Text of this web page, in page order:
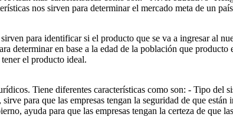
nos sirven para determinar el mercado meta de un
para identificar si el producto que se va a ingresar al
determinar en base a la edad de la población que
el producto ideal.
Tiene diferentes características como son: - Tipo del
para que las empresas tengan la seguridad de que
ayuda para que las empresas tengan la certeza de que